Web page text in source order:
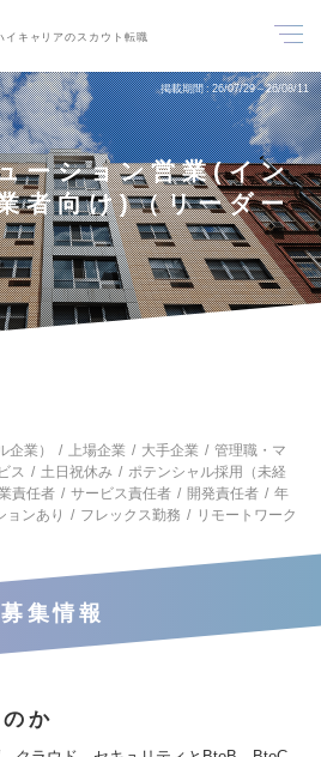
イキャリアのスカウト転職
掲載期間 26/07/29～26/08/11
ーション営業(イン
者向け)（リーダー
業）
上場企業 大手企業
管理職・マ
ス 土日祝休み
ポテンシャル採用（未経
責任者 サービス責任者 開発責任者
年
ョンあり フレックス勤務
リモートワーク
募集情報
か